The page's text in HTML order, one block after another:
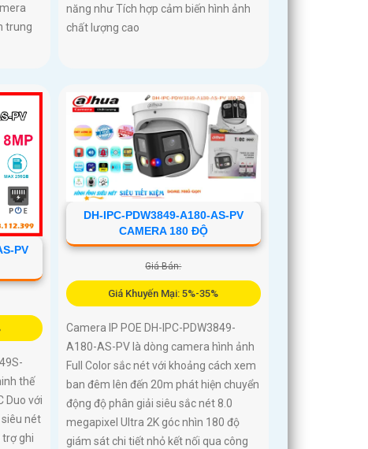
trung
năng như Tích hợp cảm biến hình ảnh
chất lượng cao
PV
thế
Duo với
nét
trợ ghi
DH-IPC-PDW3849-A180-AS-PV
CAMERA 180 ĐỘ
Giá Bán:
Giá Khuyến Mại: 5%-35%
Camera IP POE DH-IPC-PDW3849-
A180-AS-PV là dòng camera hình ảnh
Full Color sắc nét với khoảng cách xem
ban đêm lên đến 20m phát hiện chuyển
động độ phân giải siêu sắc nét 8.0
megapixel Ultra 2K góc nhìn 180 độ
giám sát chi tiết nhỏ kết nối qua công